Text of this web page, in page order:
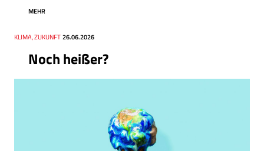
MEHR
Noch heißer?
Thema
KLIMA, ZUKUNFT
Datum 26.06.2026